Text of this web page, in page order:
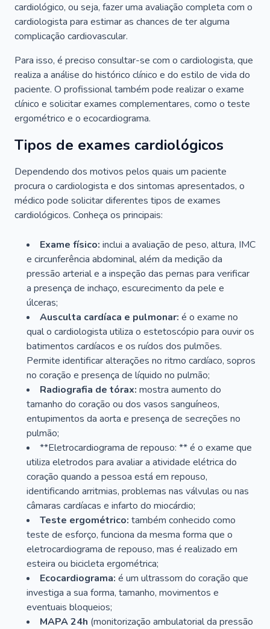
cardiológico, ou seja, fazer uma avaliação completa com o
cardiologista para estimar as chances de ter alguma
complicação cardiovascular.
Para isso, é preciso consultar-se com o cardiologista, que
realiza a análise do histórico clínico e do estilo de vida do
paciente. O profissional também pode realizar o exame
clínico e solicitar exames complementares, como o teste
ergométrico e o ecocardiograma.
Tipos de exames cardiológicos
Dependendo dos motivos pelos quais um paciente
procura o cardiologista e dos sintomas apresentados, o
médico pode solicitar diferentes tipos de exames
cardiológicos. Conheça os principais:
Exame físico: inclui a avaliação de peso, altura, IMC
e circunferência abdominal, além da medição da
pressão arterial e a inspeção das pernas para verificar
a presença de inchaço, escurecimento da pele e
úlceras;
Ausculta cardíaca e pulmonar: é o exame no
qual o cardiologista utiliza o estetoscópio para ouvir os
batimentos cardíacos e os ruídos dos pulmões.
Permite identificar alterações no ritmo cardíaco, sopros
no coração e presença de líquido no pulmão;
Radiografia de tórax: mostra aumento do
tamanho do coração ou dos vasos sanguíneos,
entupimentos da aorta e presença de secreções no
pulmão;
**Eletrocardiograma de repouso: ** é o exame que
utiliza eletrodos para avaliar a atividade elétrica do
coração quando a pessoa está em repouso,
identificando arritmias, problemas nas válvulas ou nas
câmaras cardíacas e infarto do miocárdio;
Teste ergométrico: também conhecido como
teste de esforço, funciona da mesma forma que o
eletrocardiograma de repouso, mas é realizado em
esteira ou bicicleta ergométrica;
Ecocardiograma: é um ultrassom do coração que
investiga a sua forma, tamanho, movimentos e
eventuais bloqueios;
MAPA 24h (monitorização ambulatorial da pressão